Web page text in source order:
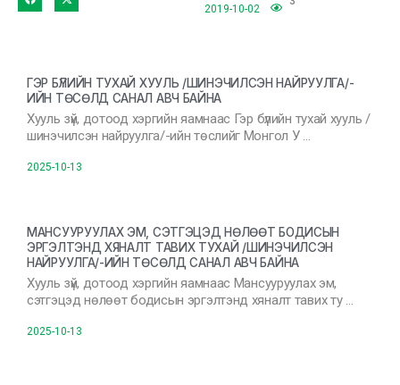
2019-10-02
ГЭР БҮЛИЙН ТУХАЙ ХУУЛЬ /ШИНЭЧИЛСЭН НАЙРУУЛГА/-
ИЙН ТӨСӨЛД САНАЛ АВЧ БАЙНА
Хууль зүй, дотоод хэргийн яамнаас Гэр бүлийн тухай хууль /
шинэчилсэн найруулга/-ийн төслийг Монгол У …
2025-10-13
МАНСУУРУУЛАХ ЭМ, СЭТГЭЦЭД НӨЛӨӨТ БОДИСЫН
ЭРГЭЛТЭНД ХЯНАЛТ ТАВИХ ТУХАЙ /ШИНЭЧИЛСЭН
НАЙРУУЛГА/-ИЙН ТӨСӨЛД САНАЛ АВЧ БАЙНА
Хууль зүй, дотоод хэргийн яамнаас Мансууруулах эм,
сэтгэцэд нөлөөт бодисын эргэлтэнд хяналт тавих ту …
2025-10-13